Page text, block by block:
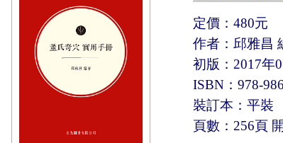
定價：480元
作者：邱雅昌
初版：2017年
ISBN：978-
裝訂本：平裝
頁數：256頁